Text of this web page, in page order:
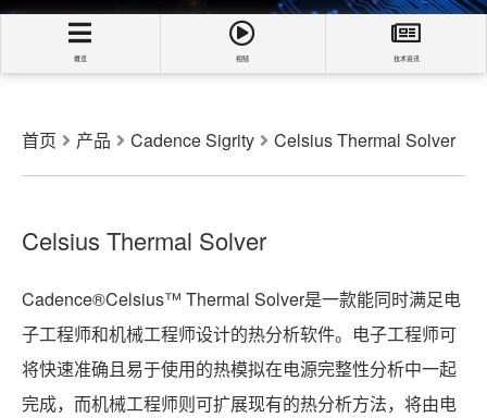
概览 视频 技术资讯
首页 产品 Cadence Sigrity Celsius Thermal Solver
Celsius Thermal Solver
Cadence®Celsius™ Thermal Solver是一款能同时满足电
子工程师和机械工程师设计的热分析软件。电子工程师可
将快速准确且易于使用的热模拟在电源完整性分析中一起
完成，而机械工程师则可扩展现有的热分析方法，将由电